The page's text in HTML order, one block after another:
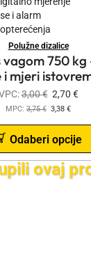
Polužne dizalice
vagom 750
i mjeri
3,00€ 2,70 €
MPC: 3,75€ 3,38 €
Odaberi opcije
ovaj